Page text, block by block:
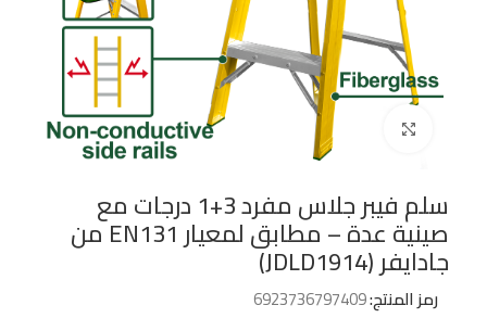
Click to enlarge
سلم فيبر جلاس مفرد 3+1 درجات مع
صينية عدة – مطابق لمعيار EN131 من
جادايفر (JDLD1914)
رمز المنتج:6923736797409